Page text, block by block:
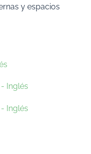
y espacios
Inglés
Inglés